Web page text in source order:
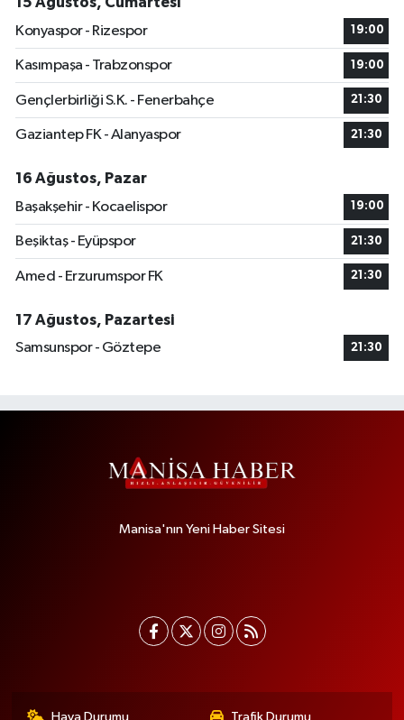
Konyaspor - Rizespor
19:00
Kasımpaşa - Trabzonspor 19:00
Gençlerbirliği S.K. - Fenerbahçe 21:30
Gaziantep FK - Alanyaspor 21:30
16 Ağustos, Pazar
Başakşehir - Kocaelispor
19:00
Beşiktaş - Eyüpspor 21:30
Amed - Erzurumspor FK 21:30
17 Ağustos, Pazartesi
Samsunspor - Göztepe
21:30
Manisa'nın Yeni Haber Sitesi
Hava Durumu Trafik Durumu